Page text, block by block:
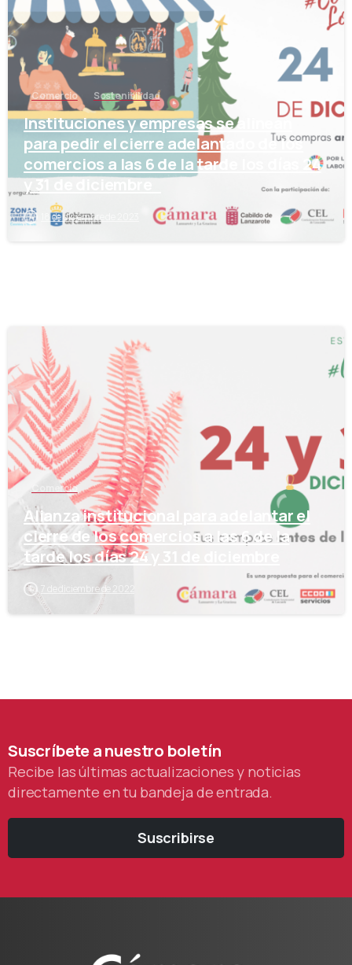
Comercio Sostenibilidad
Instituciones y empresas se alinean
para pedir el cierre adelantado de los
comercios a las 6 de la tarde los días 24
y 31 de diciembre
18 de diciembre de 2023
Comercio
Alianza institucional para adelantar el
cierre de los comercios a las 6 de la
tarde los días 24 y 31 de diciembre
7 de diciembre de 2022
Suscríbeteanuestro boletín
Recibe las últimas actualizaciones y noticias
directamente en tu bandeja de entrada.
Suscribirse